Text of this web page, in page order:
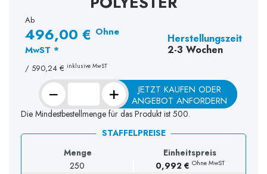
Ab
496,00 € Ohne
MwST *
/590,24 € inklusive MwST
Herstellungszeit
2-3 Wochen
− +
JETZT KAUFEN ODER
ANGEBOT ANFORDERN
Die Mindestbestellmenge für das Produkt ist 500.
STAFFELPREISE
Menge
Einheitspreis
250
0,992 € Ohne MwST